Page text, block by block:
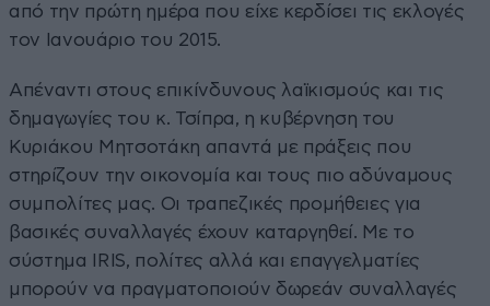
από την πρώτη ημέρα που είχε κερδίσει τις εκλογές
τον Ιανουάριο του 2015.
Απέναντι στους επικίνδυνους λαϊκισμούς και τις
δημαγωγίες του κ. Τσίπρα, η κυβέρνηση του
Κυριάκου Μητσοτάκη απαντά με πράξεις που
στηρίζουν την οικονομία και τους πιο αδύναμους
συμπολίτες μας. Οι τραπεζικές προμήθειες για
βασικές συναλλαγές έχουν καταργηθεί. Με το
σύστημα IRIS, πολίτες αλλά και επαγγελματίες
μπορούν να πραγματοποιούν δωρεάν συναλλαγές